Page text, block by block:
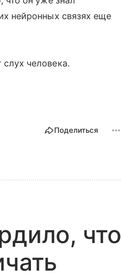
нейронных связях еще
человека.
Поделиться
что